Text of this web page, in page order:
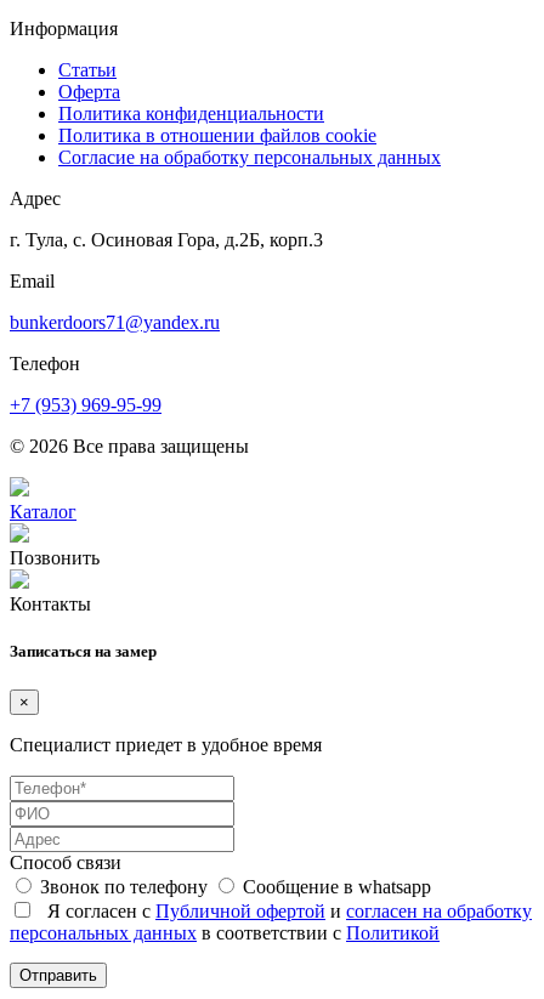
Информация
Статьи
Оферта
Политика конфиденциальности
Политика в отношении файлов cookie
Согласие на обработку персональных данных
Адрес
г. Тула, с. Осиновая Гора, д.2Б, корп.3
Email
bunkerdoors71@yandex.ru
Телефон
+7 (953) 969-95-99
© 2026 Все права защищены
Каталог
Позвонить
Контакты
Записаться на замер
×
Специалист приедет в удобное время
Способ связи
Звонок по телефону
Сообщение в whatsapp
Я согласен с Публичной офертой и согласен на обработку
персональных данных в соответствии с Политикой
Отправить